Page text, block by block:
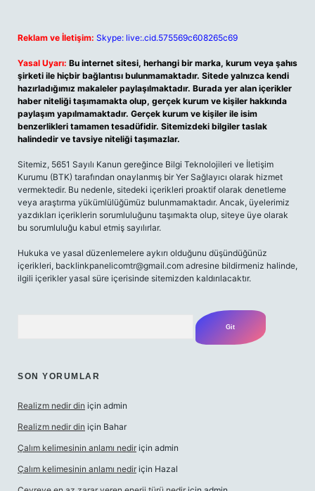
Reklam ve İletişim: Skype: live:.cid.575569c608265c69
Yasal Uyarı: Bu internet sitesi, herhangi bir marka, kurum veya şahıs
şirketi ile hiçbir bağlantısı bulunmamaktadır. Sitede yalnızca kendi
hazırladığımız makaleler paylaşılmaktadır. Burada yer alan içerikler
haber niteliği taşımamakta olup, gerçek kurum ve kişiler hakkında
paylaşım yapılmamaktadır. Gerçek kurum ve kişiler ile isim
benzerlikleri tamamen tesadüfidir. Sitemizdeki bilgiler taslak
halindedir ve tavsiye niteliği taşımazlar.
Sitemiz, 5651 Sayılı Kanun gereğince Bilgi Teknolojileri ve İletişim
Kurumu (BTK) tarafından onaylanmış bir Yer Sağlayıcı olarak hizmet
vermektedir. Bu nedenle, sitedeki içerikleri proaktif olarak denetleme
veya araştırma yükümlülüğümüz bulunmamaktadır. Ancak, üyelerimiz
yazdıkları içeriklerin sorumluluğunu taşımakta olup, siteye üye olarak
bu sorumluluğu kabul etmiş sayılırlar.
Hukuka ve yasal düzenlemelere aykırı olduğunu düşündüğünüz
içerikleri, backlinkpanelicomtr@gmail.com adresine bildirmeniz halinde,
ilgili içerikler yasal süre içerisinde sitemizden kaldırılacaktır.
SON YORUMLAR
Realizm nedir din için admin
Realizm nedir din için Bahar
Çalım kelimesinin anlamı nedir için admin
Çalım kelimesinin anlamı nedir için Hazal